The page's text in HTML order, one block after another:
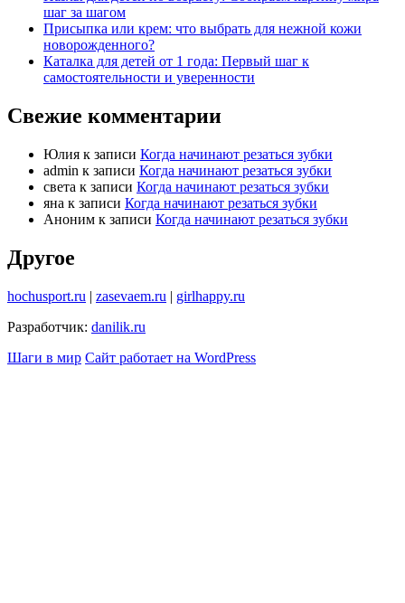
шаг за шагом
Присыпка или крем: что выбрать для нежной кожи
новорожденного?
Каталка для детей от 1 года: Первый шаг к
самостоятельности и уверенности
Свежие комментарии
Юлия к записи Когда начинают резаться зубки
admin к записи Когда начинают резаться зубки
света к записи Когда начинают резаться зубки
яна к записи Когда начинают резаться зубки
Аноним к записи Когда начинают резаться зубки
Другое
hochusport.ru | zasevaem.ru | girlhappy.ru
Разработчик: danilik.ru
Шаги в мир Сайт работает на WordPress